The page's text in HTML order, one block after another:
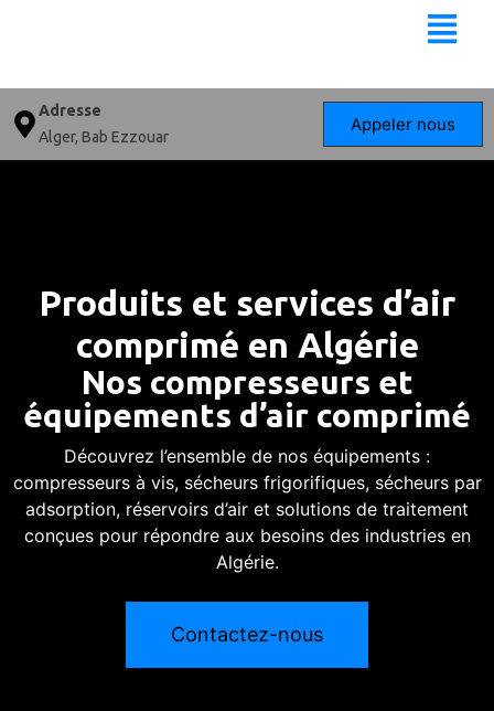
Appeler nous
Adresse
Alger, Bab Ezzouar
Produits et services d’air
comprimé en Algérie
Nos compresseurs et
équipements d’air comprimé
Découvrez l’ensemble de nos équipements :
compresseurs à vis, sécheurs frigorifiques, sécheurs par
adsorption, réservoirs d’air et solutions de traitement
conçues pour répondre aux besoins des industries en
Algérie.
Contactez-nous